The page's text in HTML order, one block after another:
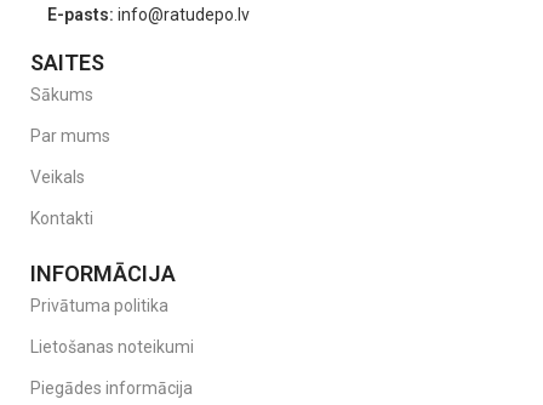
E-pasts: info@ratudepo.lv
SAITES
Sākums
Par mums
Veikals
Kontakti
INFORMĀCIJA
Privātuma politika
Lietošanas noteikumi
Piegādes informācija